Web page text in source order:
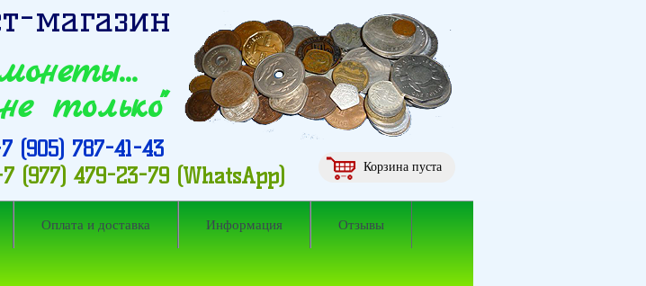
Корзина пуста
магазин
только"
(905) 787-41-43
(977) 479-23-79 (WhatsApp)
Оплата и доставка Информация Отзывы